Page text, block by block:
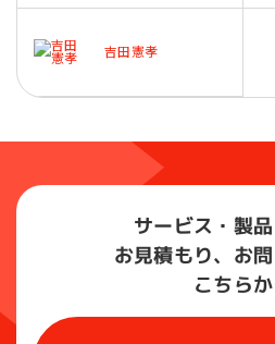
吉田憲孝
サービス・製
お見積もり、お
こちら